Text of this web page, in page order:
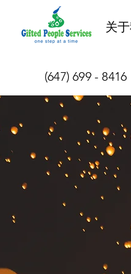
关
(647) 699 - 8416